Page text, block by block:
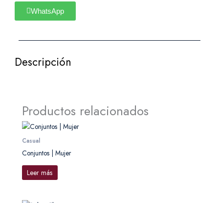
WhatsApp
Descripción
Productos relacionados
Casual
Conjuntos | Mujer
Leer más